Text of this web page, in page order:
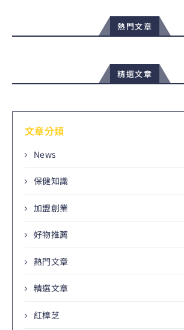
熱門文章
精選文章
文章分類
News
保健知識
加盟創業
好物推薦
熱門文章
精選文章
紅樟芝